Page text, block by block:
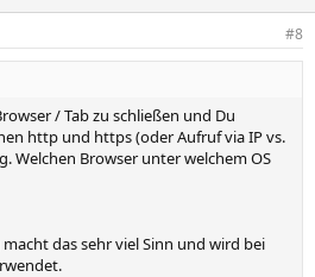
#8
/ Tab zu schließen und Du
http und https (oder Aufruf via IP vs.
Welchen Browser unter welchem OS
das sehr viel Sinn und wird bei